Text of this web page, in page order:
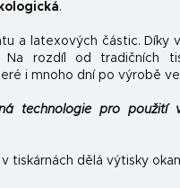
.
a latexových částic.
rozdíl od tradičních
i mnoho dní po výrobě
technologie pro použití
tiskárnách dělá výtisky